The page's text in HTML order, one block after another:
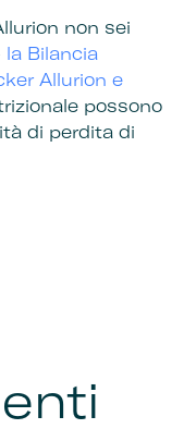
non sei
la Bilancia
Allurion e
possono
di perdita di